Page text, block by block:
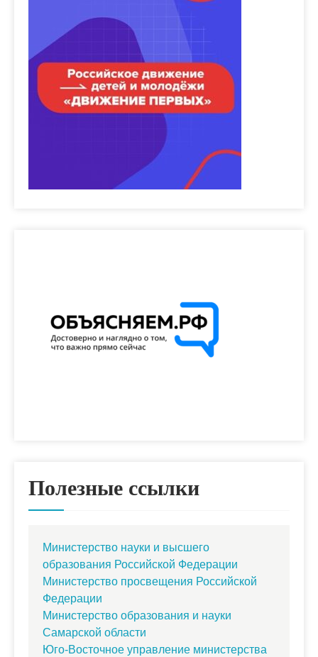
Полезные ссылки
Министерство науки и высшего
образования Российской Федерации
Министерство просвещения Российской
Федерации
Министерство образования и науки
Самарской области
Юго-Восточное управление министерства